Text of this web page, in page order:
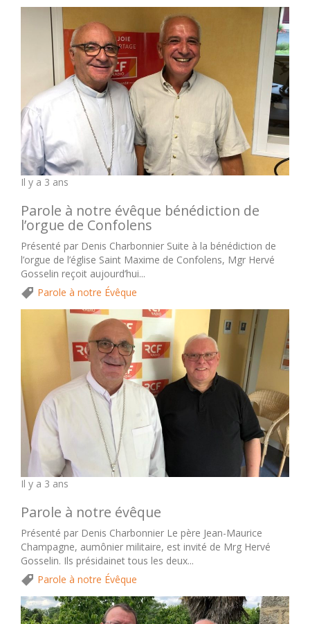
Il y a 3 ans
Parole à notre évêque bénédiction de
l’orgue de Confolens
Présenté par Denis Charbonnier Suite à la bénédiction de
l’orgue de l’église Saint Maxime de Confolens, Mgr Hervé
Gosselin reçoit aujourd’hui...
Parole à notre Évêque
Il y a 3 ans
Parole à notre évêque
Présenté par Denis Charbonnier Le père Jean-Maurice
Champagne, aumônier militaire, est invité de Mrg Hervé
Gosselin. Ils présidainet tous les deux...
Parole à notre Évêque